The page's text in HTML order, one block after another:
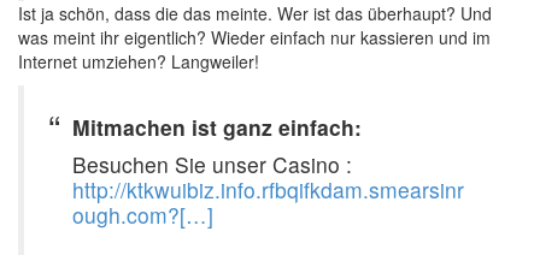
Ist ja schön, dass die das meinte. Wer ist das überhaupt? Und
was meint ihr eigentlich? Wieder einfach nur kassieren und im
Internet umziehen? Langweiler!
Mitmachen ist ganz einfach:
Besuchen Sie unser Casino :
http://ktkwuibiz.info.rfbqifkdam.smearsinr
ough.com?[…]